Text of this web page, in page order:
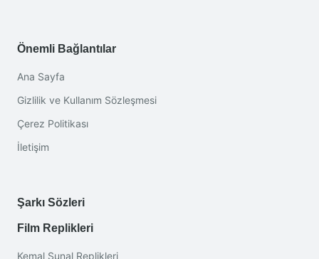
Önemli Bağlantılar
Ana Sayfa
Gizlilik ve Kullanım Sözleşmesi
Çerez Politikası
İletişim
Şarkı Sözleri
Film Replikleri
Kemal Sunal Replikleri